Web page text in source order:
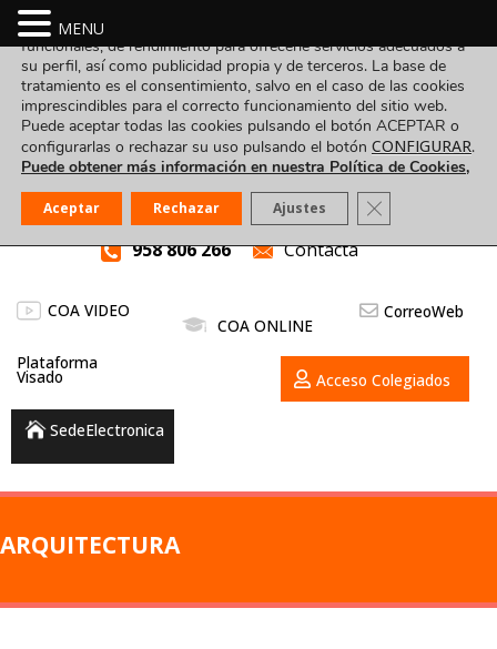
958 806 266 Contacta
COA VIDEO
COA ONLINE
CorreoWeb
Plataforma
Visado Acceso Colegiados
SedeElectronica
ARQUITECTURA
MENU
Utilizamos cookies propias y de terceros para fines analíticos,
funcionales, de rendimiento para ofrecerle servicios adecuados a
su perfil, así como publicidad propia y de terceros. La base de
tratamiento es el consentimiento, salvo en el caso de las cookies
imprescindibles para el correcto funcionamiento del sitio web.
Puede aceptar todas las cookies pulsando el botón ACEPTAR o
configurarlas o rechazar su uso pulsando el botón CONFIGURAR.
Puede obtener más información en nuestra Política de Cookies,
Aceptar Rechazar Ajustes Cerrar el banner